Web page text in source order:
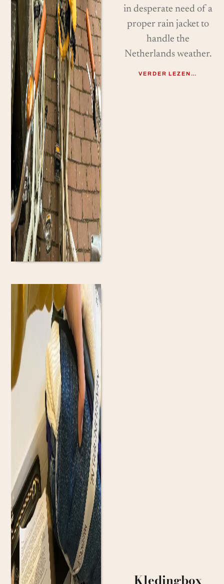
in desperate need of a
proper rain jacket to
handle the
Netherlands weather.
VERDER LEZEN…